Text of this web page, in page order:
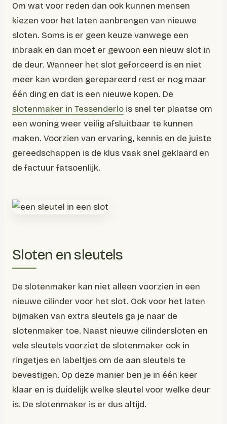
Om wat voor reden dan ook kunnen mensen
kiezen voor het laten aanbrengen van nieuwe
sloten. Soms is er geen keuze vanwege een
inbraak en dan moet er gewoon een nieuw slot in
de deur. Wanneer het slot geforceerd is en niet
meer kan worden gerepareerd rest er nog maar
één ding en dat is een nieuwe kopen. De
slotenmaker in Tessenderlo is snel ter plaatse om
een woning weer veilig afsluitbaar te kunnen
maken. Voorzien van ervaring, kennis en de juiste
gereedschappen is de klus vaak snel geklaard en
de factuur fatsoenlijk.
Sloten en sleutels
De slotenmaker kan niet alleen voorzien in een
nieuwe cilinder voor het slot. Ook voor het laten
bijmaken van extra sleutels ga je naar de
slotenmaker toe. Naast nieuwe cilindersloten en
vele sleutels voorziet de slotenmaker ook in
ringetjes en labeltjes om de aan sleutels te
bevestigen. Op deze manier ben je in één keer
klaar en is duidelijk welke sleutel voor welke deur
is. De slotenmaker is er dus altijd.